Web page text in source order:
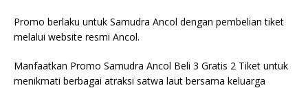
Promo berlaku untuk Samudra Ancol dengan pembelian tiket
melalui website resmi Ancol.
Manfaatkan Promo Samudra Ancol Beli 3 Gratis 2 Tiket untuk
menikmati berbagai atraksi satwa laut bersama keluarga